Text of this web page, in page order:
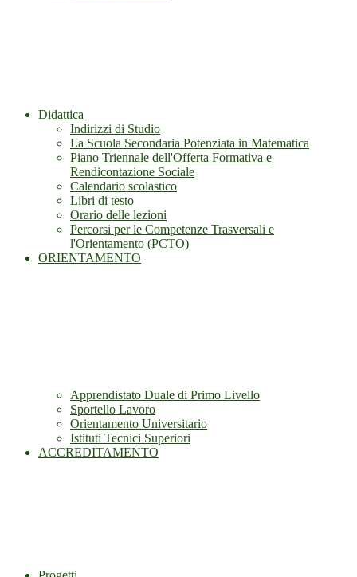
Didattica
Indirizzi di Studio
La Scuola Secondaria Potenziata in Matematica
Piano Triennale dell'Offerta Formativa e
Rendicontazione Sociale
Calendario scolastico
Libri di testo
Orario delle lezioni
Percorsi per le Competenze Trasversali e
l'Orientamento (PCTO)
ORIENTAMENTO
Apprendistato Duale di Primo Livello
Sportello Lavoro
Orientamento Universitario
Istituti Tecnici Superiori
ACCREDITAMENTO